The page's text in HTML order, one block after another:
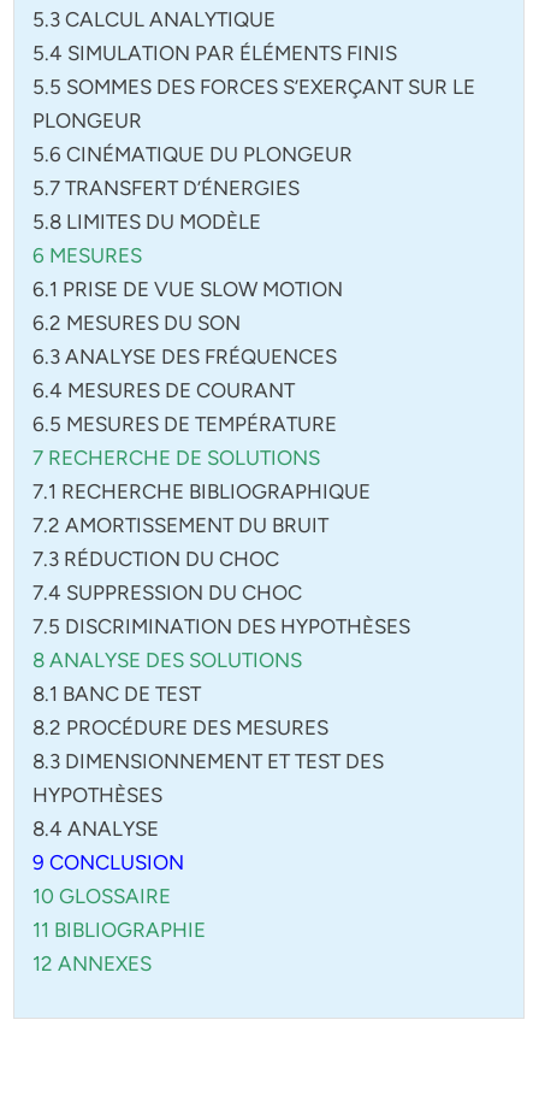
5.3 CALCUL ANALYTIQUE
5.4 SIMULATION PAR ÉLÉMENTS FINIS
5.5 SOMMES DES FORCES S’EXERÇANT SUR LE
PLONGEUR
5.6 CINÉMATIQUE DU PLONGEUR
5.7 TRANSFERT D’ÉNERGIES
5.8 LIMITES DU MODÈLE
6 MESURES
6.1 PRISE DE VUE SLOW MOTION
6.2 MESURES DU SON
6.3 ANALYSE DES FRÉQUENCES
6.4 MESURES DE COURANT
6.5 MESURES DE TEMPÉRATURE
7 RECHERCHE DE SOLUTIONS
7.1 RECHERCHE BIBLIOGRAPHIQUE
7.2 AMORTISSEMENT DU BRUIT
7.3 RÉDUCTION DU CHOC
7.4 SUPPRESSION DU CHOC
7.5 DISCRIMINATION DES HYPOTHÈSES
8 ANALYSE DES SOLUTIONS
8.1 BANC DE TEST
8.2 PROCÉDURE DES MESURES
8.3 DIMENSIONNEMENT ET TEST DES
HYPOTHÈSES
8.4 ANALYSE
9 CONCLUSION
10 GLOSSAIRE
11 BIBLIOGRAPHIE
12 ANNEXES